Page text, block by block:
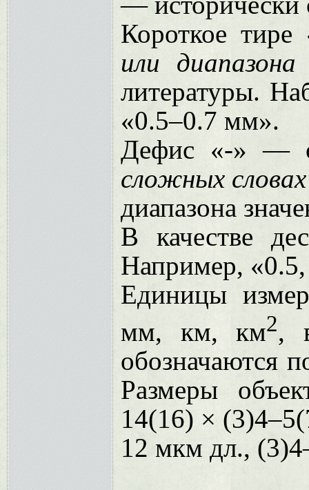
Короткое
или диапазона
литературы.
«0.5–0.7 мм».
Дефис «-» —
сложных словах
диапазона
В качестве
Например,
Единицы
мм, км, км2,
обозначаются
Размеры
14(16) ×
12 мкм дл.,